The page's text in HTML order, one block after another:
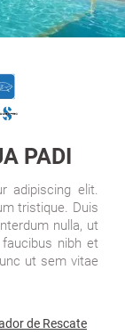
PADI
adipiscing elit.
tristique. Duis
nulla, ut
nibh et
ut sem vitae
de Rescate